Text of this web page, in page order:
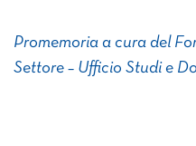
Promemoria a cura del
Settore – Ufficio